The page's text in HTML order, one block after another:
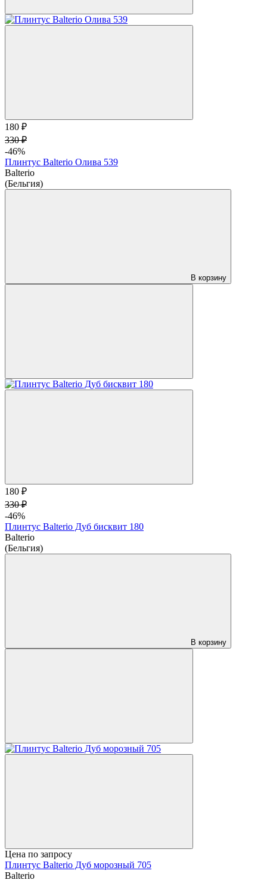
180 ₽
330 ₽
-46%
Плинтус Balterio Олива 539
Balterio
(Бельгия)
В корзину
180 ₽
330 ₽
-46%
Плинтус Balterio Дуб бисквит 180
Balterio
(Бельгия)
В корзину
Цена по запросу
Плинтус Balterio Дуб морозный 705
Balterio